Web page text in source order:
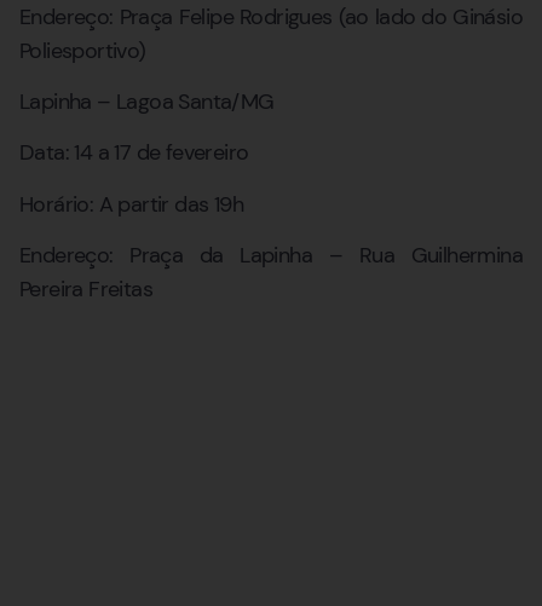
Endereço: Praça Felipe Rodrigues (ao lado do Ginásio
Poliesportivo)
Lapinha – Lagoa Santa/MG
Data: 14 a 17 de fevereiro
Horário: A partir das 19h
Endereço: Praça da Lapinha – Rua Guilhermina
Pereira Freitas